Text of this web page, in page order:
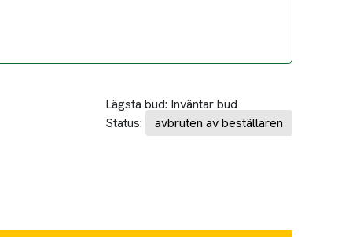
Lägsta bud: Inväntar bud
Status:
avbruten av beställaren